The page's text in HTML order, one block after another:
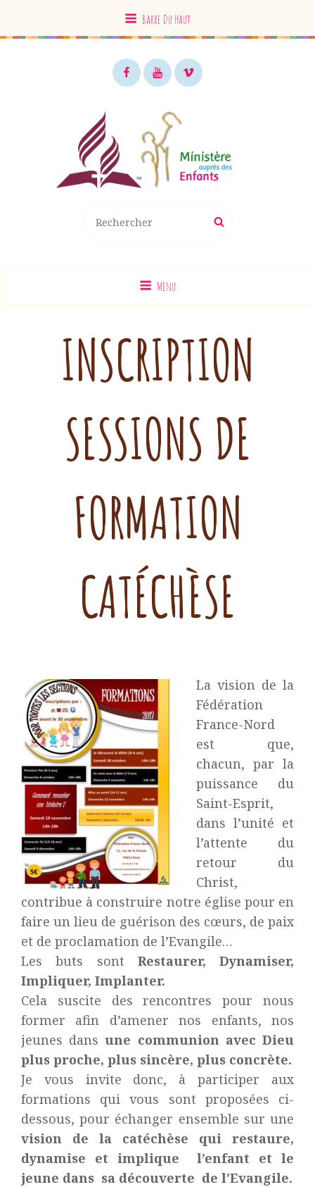
Barre Du Haut
FacebookYoutubeVimeo
pour
Menu
INSCRIPTION
SESSIONS DE
FORMATION
CATÉCHÈSE
La vision de la
Fédération
France-Nord
est que,
chacun, par la
puissance du
Saint-Esprit,
dans l’unité et
l’attente du
retour du
Christ,
contribue à construire notre église pour en
faire un lieu de guérison des cœurs, de paix
et de proclamation de l’Evangile…
Les buts sont Restaurer, Dynamiser,
Impliquer, Implanter.
Cela suscite des rencontres pour nous
former afin d’amener nos enfants, nos
jeunes dansune communion avec Dieu
plus proche, plus sincère, plus concrète.
Je vous invite donc, à participer aux
formations qui vous sont proposées ci-
dessous, pour échanger ensemble sur une
vision de la catéchèse qui restaure,
dynamise et implique l’enfant et le
jeune dans sa découverte de l’Evangile.